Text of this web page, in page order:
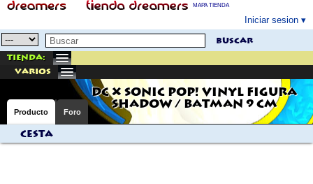
MAPA TIENDA
Iniciar sesion
buscar
Tienda:
varios
DC X SONIC POP! VINYL FIGURA
SHADOW / BATMAN 9 CM
Producto Foro
Cesta